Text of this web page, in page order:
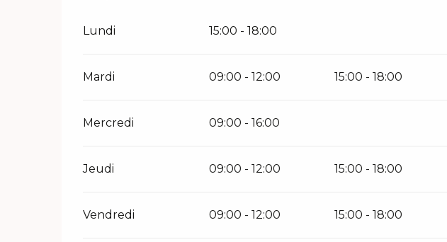
Lundi 15:00 - 18:00
Mardi 09:00 - 12:00 15:00 - 18:00
Mercredi 09:00 - 16:00
Jeudi 09:00 - 12:00 15:00 - 18:00
Vendredi 09:00 - 12:00 15:00 - 18:00